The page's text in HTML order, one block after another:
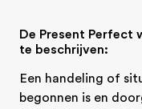
De Present Perfect
te beschrijven:
Een handeling of
begonnen is en